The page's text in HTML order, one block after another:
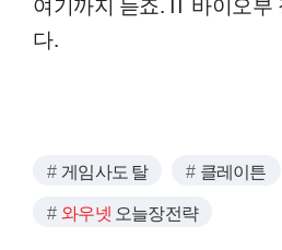
다.
게임사도 탈 클레이튼
와우넷 오늘장전략